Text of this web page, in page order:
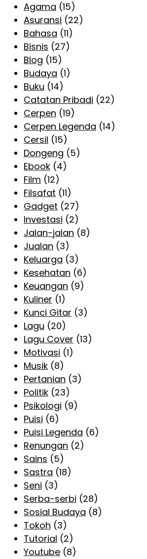
Agama (15)
Asuransi (22)
Bahasa (11)
Bisnis (27)
Blog (15)
Budaya (1)
Buku (14)
Catatan Pribadi (22)
Cerpen (19)
Cerpen Legenda (14)
Cersil (15)
Dongeng (5)
Ebook (4)
Film (12)
Filsafat (11)
Gadget (27)
Investasi (2)
Jalan-jalan (8)
Jualan (3)
Keluarga (3)
Kesehatan (6)
Keuangan (9)
Kuliner (1)
Kunci Gitar (3)
Lagu (20)
Lagu Cover (13)
Motivasi (1)
Musik (8)
Pertanian (3)
Politik (23)
Psikologi (9)
Puisi (6)
Puisi Legenda (6)
Renungan (2)
Sains (5)
Sastra (18)
Seni (3)
Serba-serbi (28)
Sosial Budaya (8)
Tokoh (3)
Tutorial (2)
Youtube (8)